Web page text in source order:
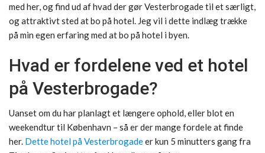
med her, og find ud af hvad der gør Vesterbrogade til et særligt,
og attraktivt sted at bo på hotel. Jeg vil i dette indlæg trække
på min egen erfaring med at bo på hotel i byen.
Hvad er fordelene ved et hotel
på Vesterbrogade?
Uanset om du har planlagt et længere ophold, eller blot en
weekendtur til København – så er der mange fordele at finde
her. Dette hotel på Vesterbrogadeer kun 5 minutters gang fra